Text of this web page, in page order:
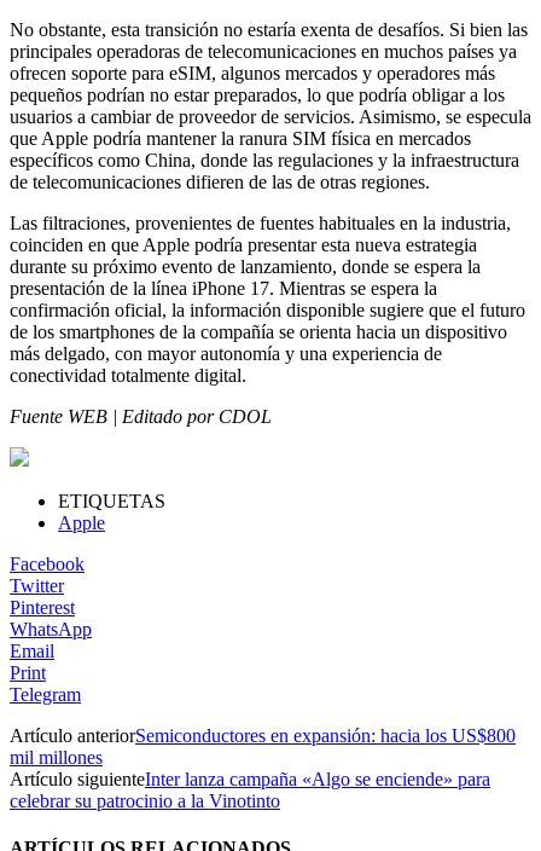
No obstante, esta transición no estaría exenta de desafíos. Si bien las
principales operadoras de telecomunicaciones en muchos países ya
ofrecen soporte para eSIM, algunos mercados y operadores más
pequeños podrían no estar preparados, lo que podría obligar a los
usuarios a cambiar de proveedor de servicios. Asimismo, se especula
que Apple podría mantener la ranura SIM física en mercados
específicos como China, donde las regulaciones y la infraestructura
de telecomunicaciones difieren de las de otras regiones.
Las filtraciones, provenientes de fuentes habituales en la industria,
coinciden en que Apple podría presentar esta nueva estrategia
durante su próximo evento de lanzamiento, donde se espera la
presentación de la línea iPhone 17. Mientras se espera la
confirmación oficial, la información disponible sugiere que el futuro
de los smartphones de la compañía se orienta hacia un dispositivo
más delgado, con mayor autonomía y una experiencia de
conectividad totalmente digital.
Fuente WEB | Editado por CDOL
ETIQUETAS
Apple
Facebook
Twitter
Pinterest
WhatsApp
Email
Print
Telegram
Artículo anteriorSemiconductores en expansión: hacia los US$800
mil millones
Artículo siguienteInter lanza campaña «Algo se enciende» para
celebrar su patrocinio a la Vinotinto